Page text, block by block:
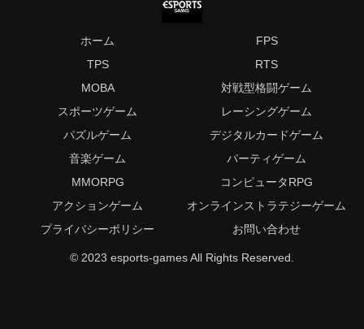
ホーム
FPS
TPS
RTS
MOBA
対戦型格闘ゲーム
スポーツゲーム
レーシングゲーム
パズルゲーム
デジタルカードゲーム
音楽ゲーム
パーティゲーム
MMORPG
コンピュータRPG
アクションゲーム
オンラインストラテジーゲーム
プライバシーポリシー
お問い合わせ
© 2023 esports-games All Rights Reserved.